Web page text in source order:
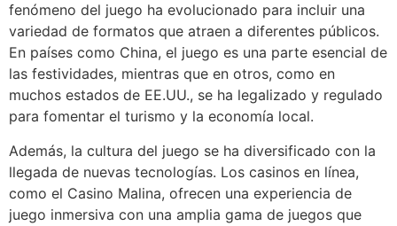
fenómeno del juego ha evolucionado para incluir una
variedad de formatos que atraen a diferentes públicos.
En países como China, el juego es una parte esencial de
las festividades, mientras que en otros, como en
muchos estados de EE.UU., se ha legalizado y regulado
para fomentar el turismo y la economía local.
Además, la cultura del juego se ha diversificado con la
llegada de nuevas tecnologías. Los casinos en línea,
como el Casino Malina, ofrecen una experiencia de
juego inmersiva con una amplia gama de juegos que